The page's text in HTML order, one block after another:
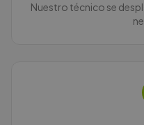
Nuestro técnico se